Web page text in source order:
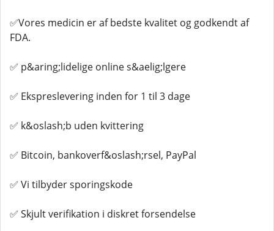
✅Vores medicin er af bedste kvalitet og godkendt af
FDA.
✅ p&aring;lidelige online s&aelig;lgere
✅ Ekspreslevering inden for 1 til 3 dage
✅ k&oslash;b uden kvittering
✅ Bitcoin, bankoverf&oslash;rsel, PayPal
✅ Vi tilbyder sporingskode
✅ Skjult verifikation i diskret forsendelse